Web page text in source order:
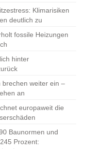
Klimarisiken
deutlich zu
fossile Heizungen
hinter
brechen weiter ein –
an
europaweit die
Baunormen und
Prozent: